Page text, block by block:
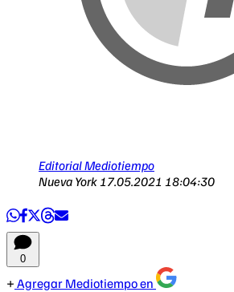
Editorial Mediotiempo
Nueva York 17.05.2021 18:04:30
0
Agregar Mediotiempo en